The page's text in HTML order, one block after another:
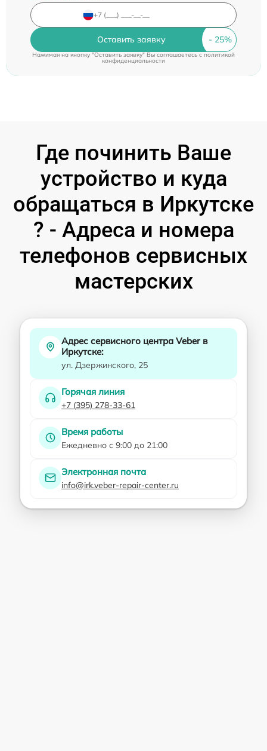
Оставить заявку
Нажимая на кнопку "Оставить заявку" Вы соглашаетесь cполитикой
конфиденциальности
Где починить Ваше
устройство и куда
обращаться в Иркутске
? - Адреса и номера
телефонов сервисных
мастерских
Адрес сервисного центра Veber в
Иркутске:
ул. Дзержинского, 25
Горячая линия
+7 (395) 278-33-61
Время работы
Ежедневно с 9:00 до 21:00
Электронная почта
info@irk.veber-repair-center.ru